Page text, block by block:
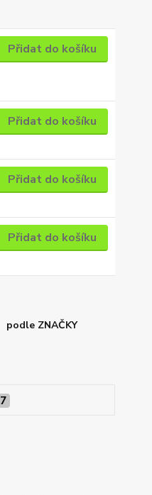
Přidat do košíku
Přidat do košíku
Přidat do košíku
Přidat do košíku
podle ZNAČKY
7